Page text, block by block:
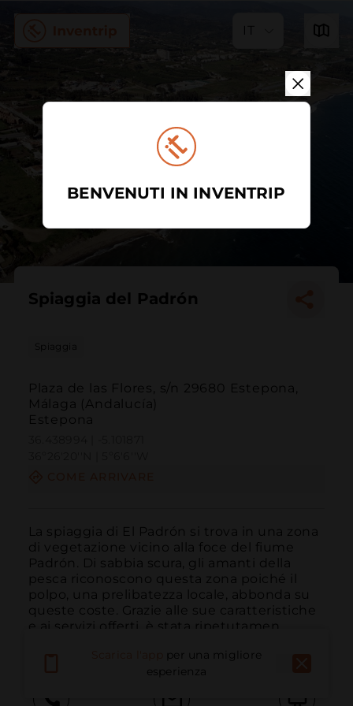
IT
Spiaggia del Padrón
Spiaggia
Plaza de las Flores, s/n 29680 Estepona,
Málaga (Andalucía)
Estepona
La spiaggia di El Padrón si trova in una zona
di vegetazione vicino alla foce del fiume
Padrón. Di sabbia scura, gli amanti della
pesca riconoscono questa zona poiché il
polpo, una prelibatezza locale, abbonda su
queste coste. Grazie alle sue caratteristiche
e ai servizi offerti, è stata ripetutamen...
per una migliore
esperienza
BENVENUTI IN INVENTRIP